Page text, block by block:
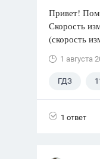
Привет!
Скорость
(скорость
1 августа
ГДЗ
1 ответ